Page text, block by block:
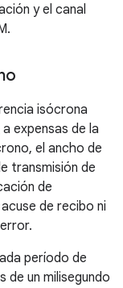
y el canal
isócrona
expensas de la
el ancho de
transmisión de
de
de recibo ni
período de
de un milisegundo